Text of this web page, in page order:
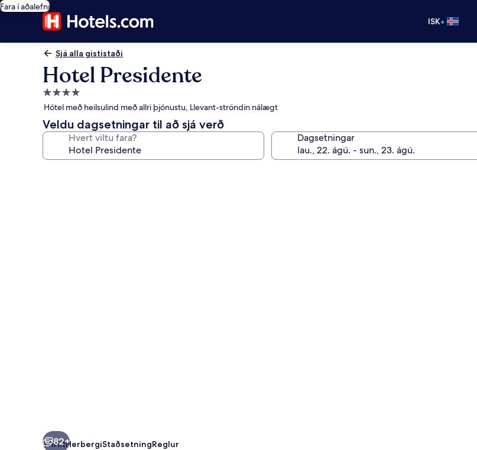
Fara í aðalefni
ISK•
Sjá alla gististaði
Hotel Presidente
4.0
stjörnu
gististaður
Hótel með heilsulind með allri þjónustu, Llevant-ströndin nálægt
Veldu dagsetningar til að sjá verð
Hvert viltu fara? Dagsetningar
82+
YfirlitHerbergiStaðsetningReglur